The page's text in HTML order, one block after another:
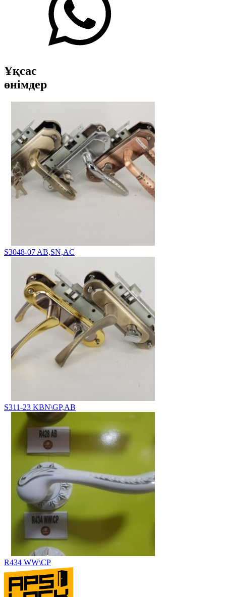
Ұқсас
өнімдер
S3048-07 AB,SN,AC
S311-23 KBN\GP,AB
R434 WW\CP